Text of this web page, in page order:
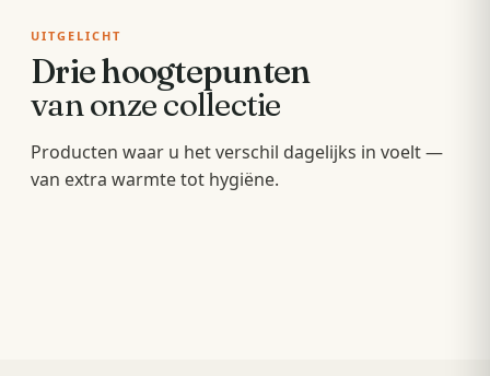
UITGELICHT
Drie hoogtepunten
van onze collectie
Producten waar u het verschil dagelijks in voelt —
van extra warmte tot hygiëne.
Badkamermeubels
Hang- en staande meubels met soft-close — op
Sunshowers
Spoeltoiletten